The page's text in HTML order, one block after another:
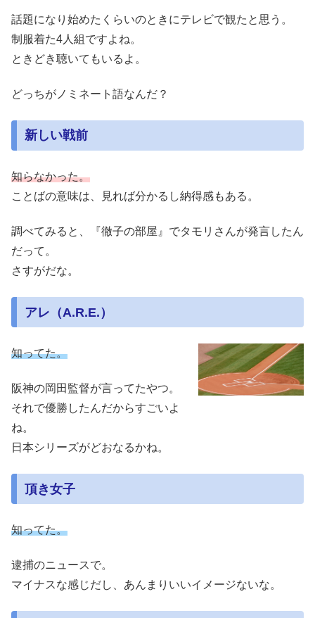
話題になり始めたくらいのときにテレビで観たと思う。
制服着た4人組ですよね。
ときどき聴いてもいるよ。
どっちがノミネート語なんだ？
新しい戦前
知らなかった。
ことばの意味は、見れば分かるし納得感もある。
調べてみると、『徹子の部屋』でタモリさんが発言したん
だって。
さすがだな。
アレ（A.R.E.）
知ってた。
阪神の岡田監督が言ってたやつ。
それで優勝したんだからすごいよ
ね。
日本シリーズがどおなるかね。
頂き女子
知ってた。
逮捕のニュースで。
マイナスな感じだし、あんまりいいイメージないな。